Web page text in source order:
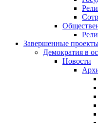
Завершенные
Демократия в
Новости